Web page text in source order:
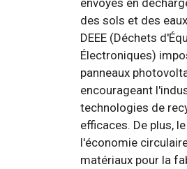
des sols et des
DEEE (Déchets
Électroniques)
panneaux
encourageant
technologies de
efficaces. De plus,
l'économie
matériaux pour la